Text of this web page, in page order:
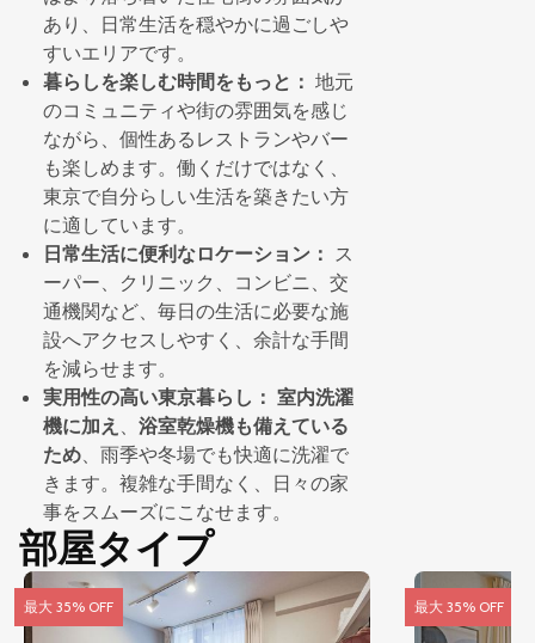
あり、日常生活を穏やかに過ごしや
すいエリアです。
暮らしを楽しむ時間をもっと： 地元
のコミュニティや街の雰囲気を感じ
ながら、個性あるレストランやバー
も楽しめます。働くだけではなく、
東京で自分らしい生活を築きたい方
に適しています。
日常生活に便利なロケーション： ス
ーパー、クリニック、コンビニ、交
通機関など、毎日の生活に必要な施
設へアクセスしやすく、余計な手間
を減らせます。
実用性の高い東京暮らし： 室内洗濯
機に加え 、 浴室乾燥機も備えている
ため、雨季や冬場でも快適に洗濯で
きます。複雑な手間なく、日々の家
事をスムーズにこなせます。
部屋タイプ
最大 35% OFF 最大 35% OFF